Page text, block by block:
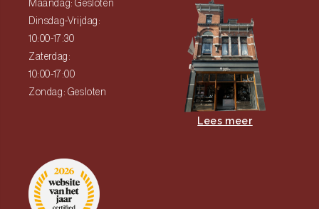
Maandag: Gesloten
Dinsdag-Vrijdag:
10:00-17:30
Zaterdag:
10:00-17:00
Zondag: Gesloten
Lees meer